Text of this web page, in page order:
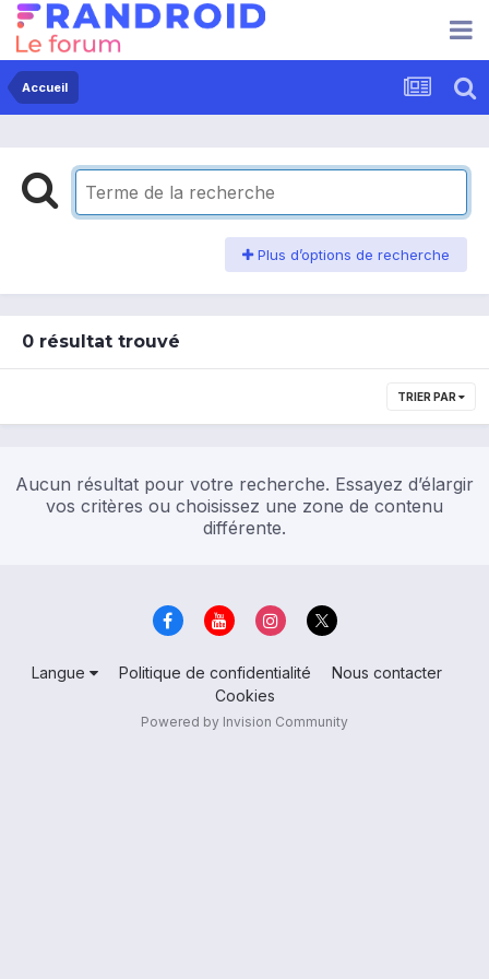
Accueil
Plus d’options de recherche
0 résultat trouvé
TRIER PAR
Aucun résultat pour votre recherche. Essayez d’élargir
vos critères ou choisissez une zone de contenu
différente.
Langue Politique de confidentialité
Nous contacter
Cookies
Powered by Invision Community